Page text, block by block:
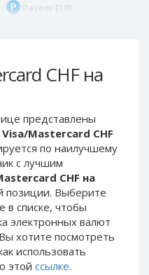
CHF на
представлены
Visa/Mastercard CHF
по наилучшему
с лучшим
CHF на
позиции. Выберите
списке, чтобы
электронных валют
хотите посмотреть
использовать
этой ссылке.
Payeer EUR
Payeer Tether ERC20
(USDT)
ЮMoney RUB
ЮMoney KZT
PayPal USD
PayPal EUR
PayPal GBP
PayPal CAD
PayPal AUD
PayPal RUB